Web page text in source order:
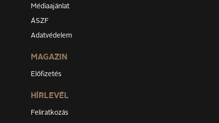
Médiaajánlat
ÁSZF
Adatvédelem
MAGAZIN
Előfizetés
HÍRLEVÉL
Feliratkozás